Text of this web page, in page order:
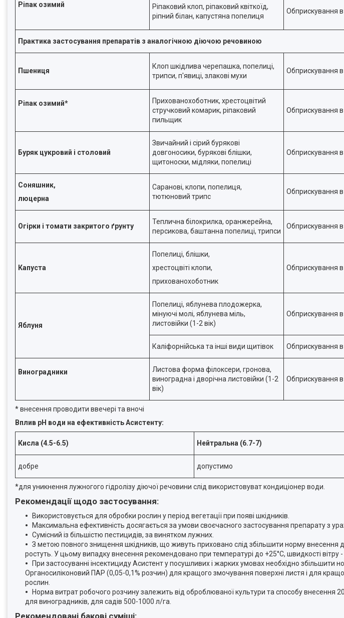
Ріпак озимий
Ріпаковий клоп, ріпаковий квіткоїд,
ріпний білан, капустяна попелиця
Обприскування в
Практика застосування препаратів з аналогічною діючою речовиною
Пшениця
Клоп шкідлива черепашка, попелиці,
трипси, п'явиці, злакові мухи
Обприскування в
Ріпак озимий*
Прихованохоботник, хрестоцвітий
стручковий комарик, ріпаковий
пильщик
Обприскування в
Буряк цукровий і столовий
Звичайний і сірий бурякові
довгоносики, бурякові блішки,
щитоноски, мідляки, попелиці
Обприскування в
Соняшник,
люцерна
Саранові, клопи, попелиця,
тютюновий трипс
Обприскування в
Огірки і томати закритого ґрунту
Теплична білокрилка, оранжерейна,
персикова, баштанна попелиці, трипси
Обприскування в
Капуста
Попелиці, блішки,
хрестоцвіті клопи,
прихованохоботник
Обприскування в
Яблуня
Попелиці, яблунева плодожерка,
мінуючі молі, яблунева міль,
листовійки (1-2 вік)
Обприскування в
Каліфорнійська та інші види щитівок Обприскування в
Виноградники
Листова форма філоксери, гронова,
виноградна і дворічна листовійки (1-2
вік)
Обприскування в
* внесення проводити ввечері та вночі
Вплив рН води на ефективність Асистенту:
Кисла (4.5-6.5) Нейтральна (6.7-7)
добре допустимо
*для уникнення лужногого гідролізу діючої речовини слід використовуват кондиціонер води.
Рекомендації щодо застосування:
Використовується для обробки рослин у період вегетації при появі шкідників.
Максимальна ефективність досягається за умови своєчасного застосування препарату з
Сумісний із більшістю пестицидів, за винятком лужних.
З метою повного знищення шкідників, що живуть приховано слід збільшити норму внесення
ростуть. У цьому випадку внесення рекомендовано при температурі до +25°С, швидкості вітру -
При застосуванні інсектициду Асистент у посушливих і жарких умовах необхідно збільшити
Органосиліконовий ПАР (0,05-0,1% розчин) для кращого змочування поверхні листя і для
рослин.
Норма витрат робочого розчину залежить від оброблюваної культури та способу внесення
для виноградників, для садів 500-1000 л/га.
Рекомендовані бакові суміші: